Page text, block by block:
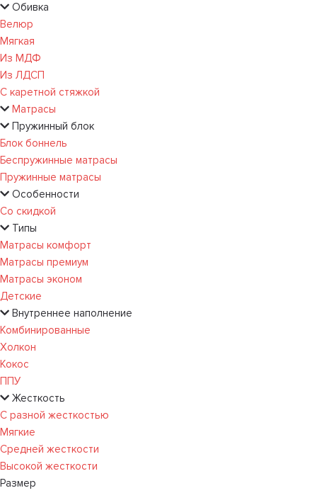
Обивка
Велюр
Мягкая
Из МДФ
Из ЛДСП
С каретной стяжкой
Матрасы
Пружинный блок
Блок боннель
Беспружинные матрасы
Пружинные матрасы
Особенности
Со скидкой
Типы
Матрасы комфорт
Матрасы премиум
Матрасы эконом
Детские
Внутреннее наполнение
Комбинированные
Холкон
Кокос
ППУ
Жесткость
С разной жесткостью
Мягкие
Средней жесткости
Высокой жесткости
Размер